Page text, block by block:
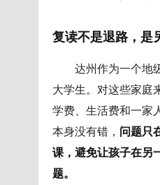
复读不是退路，是
达州作为一个地
大学生。对这些家庭
学费、生活费和一家
本身没有错， 问题只
课，避免让孩子在另
题。